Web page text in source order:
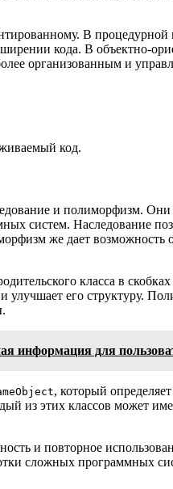
В
кода. В объектно-
организованным и
код.
и полиморфизм.
систем. Наследование
же дает возможность
класса в
улучшает его структуру.
информация для
, который
из этих классов может
и повторное
сложных программных